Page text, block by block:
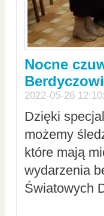
Nocne
2022-05-26
Dzięki
możemy
które mają
wydarzenia
Światowych